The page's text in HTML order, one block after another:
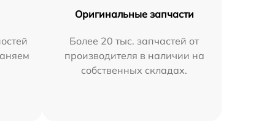
Оригинальные запчасти
Более 20 тыс. запчастей от
производителя в наличии на
собственных складах.